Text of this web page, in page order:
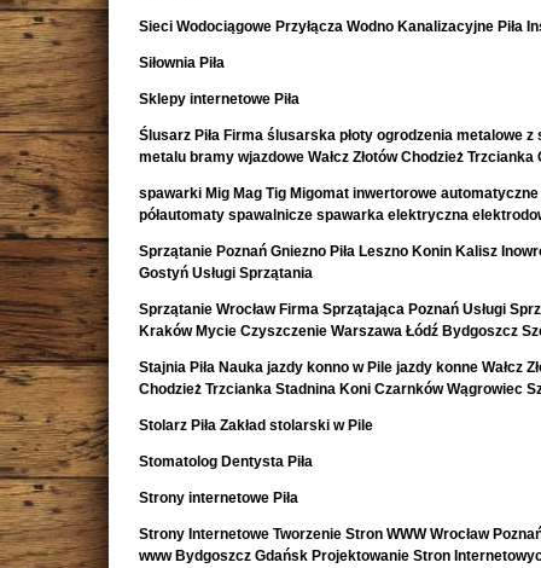
Sieci Wodociągowe Przyłącza Wodno Kanalizacyjne Piła
Siłownia Piła
Sklepy internetowe Piła
Ślusarz Piła Firma ślusarska płoty ogrodzenia metalowe z
metalu bramy wjazdowe Wałcz Złotów Chodzież Trzcianka
spawarki Mig Mag Tig Migomat inwertorowe automatyczne
półautomaty spawalnicze spawarka elektryczna
Sprzątanie Poznań Gniezno Piła Leszno Konin Kalisz
Gostyń Usługi Sprzątania
Sprzątanie Wrocław Firma Sprzątająca Poznań Usługi
Kraków Mycie Czyszczenie Warszawa Łódź Bydgoszcz
Stajnia Piła Nauka jazdy konno w Pile jazdy konne Wałcz
Chodzież Trzcianka Stadnina Koni Czarnków Wągrowiec
Stolarz Piła Zakład stolarski w Pile
Stomatolog Dentysta Piła
Strony internetowe Piła
Strony Internetowe Tworzenie Stron WWW Wrocław
www Bydgoszcz Gdańsk Projektowanie Stron